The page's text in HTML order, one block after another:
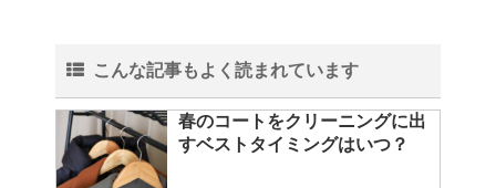
こんな記事もよく読まれています
春のコートをクリーニングに出
すベストタイミングはいつ？